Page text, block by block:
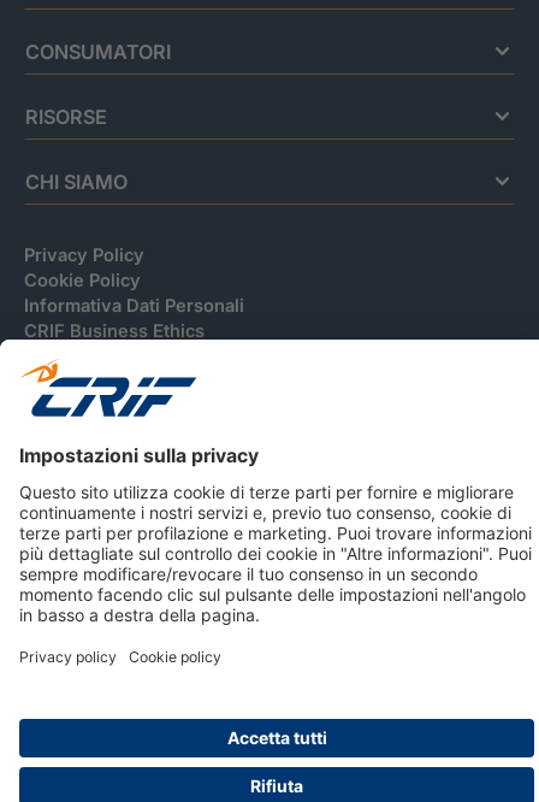
CONSUMATORI
RISORSE
CHI SIAMO
Privacy Policy
Cookie Policy
Informativa Dati Personali
CRIF Business Ethics
Accessibilità
Informativa Privacy Relativa Al Sistema Di Informazioni
Creditizie
© 2026 CRIF S.p.A. Tutti i diritti riservati.
Via della Beverara, 21 / 40131 Bologna / Italy Cap. Soc.
sottoscritto € 51.941.235,00 di cui versato € 51.806.190,00 |
R.E.A. n° 410952 | Reg. Impr. Bo, C.F. e P.IVA 02083271201
Società soggetta all'attività di direzione e coordinamento di
ISO 45001, ISO/IEC 27001, ISO14001